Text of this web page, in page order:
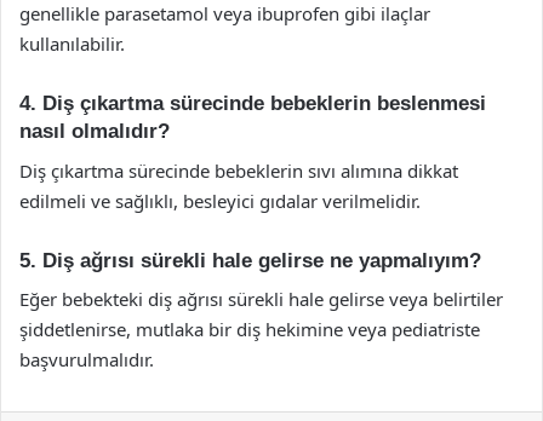
genellikle parasetamol veya ibuprofen gibi ilaçlar
kullanılabilir.
4. Diş çıkartma sürecinde bebeklerin beslenmesi
nasıl olmalıdır?
Diş çıkartma sürecinde bebeklerin sıvı alımına dikkat
edilmeli ve sağlıklı, besleyici gıdalar verilmelidir.
5. Diş ağrısı sürekli hale gelirse ne yapmalıyım?
Eğer bebekteki diş ağrısı sürekli hale gelirse veya belirtiler
şiddetlenirse, mutlaka bir diş hekimine veya pediatriste
başvurulmalıdır.